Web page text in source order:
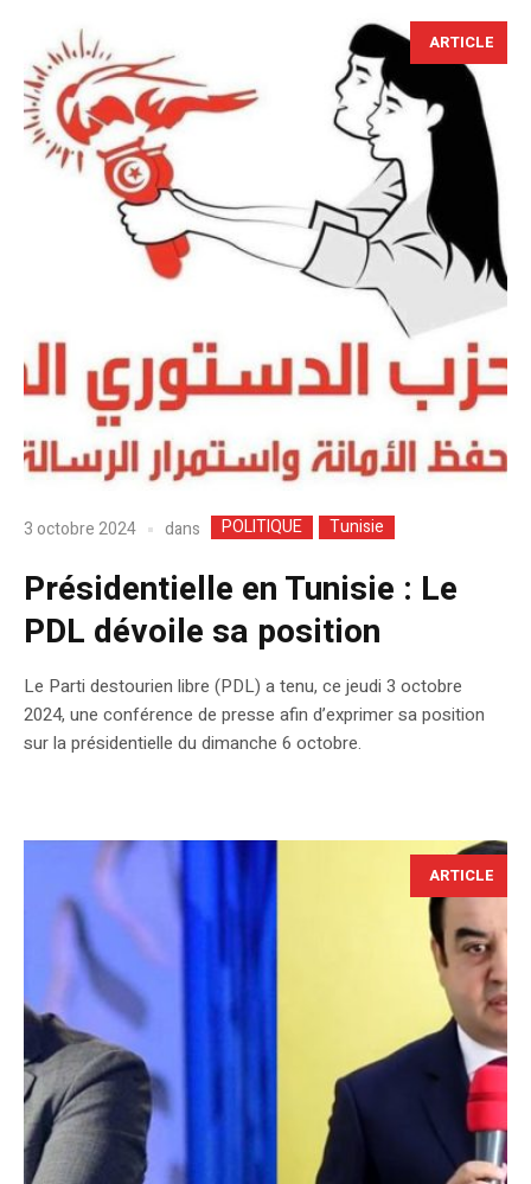
ARTICLE
3 octobre 2024 dans POLITIQUE Tunisie
Présidentielle en Tunisie : Le
PDL dévoile sa position
Le Parti destourien libre (PDL) a tenu, ce jeudi 3 octobre
2024, une conférence de presse afin d’exprimer sa position
sur la présidentielle du dimanche 6 octobre.
ARTICLE